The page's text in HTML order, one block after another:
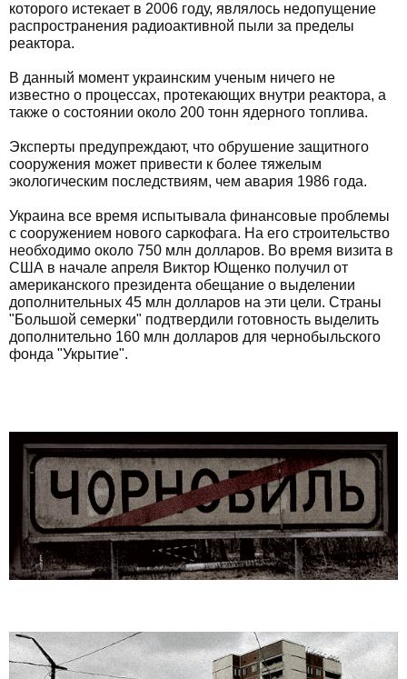
которого истекает в 2006 году, являлось недопущение
распространения радиоактивной пыли за пределы
реактора.
В данный момент украинским ученым ничего не
известно о процессах, протекающих внутри реактора, а
также о состоянии около 200 тонн ядерного топлива.
Эксперты предупреждают, что обрушение защитного
сооружения может привести к более тяжелым
экологическим последствиям, чем авария 1986 года.
Украина все время испытывала финансовые проблемы
с сооружением нового саркофага. На его строительство
необходимо около 750 млн долларов. Во время визита в
США в начале апреля Виктор Ющенко получил от
американского президента обещание о выделении
дополнительных 45 млн долларов на эти цели. Страны
"Большой семерки" подтвердили готовность выделить
дополнительно 160 млн долларов для чернобыльского
фонда "Укрытие".